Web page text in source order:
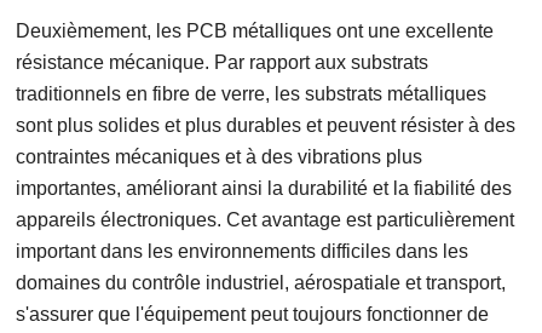
Deuxièmement, les PCB métalliques ont une excellente
résistance mécanique. Par rapport aux substrats
traditionnels en fibre de verre, les substrats métalliques
sont plus solides et plus durables et peuvent résister à des
contraintes mécaniques et à des vibrations plus
importantes, améliorant ainsi la durabilité et la fiabilité des
appareils électroniques. Cet avantage est particulièrement
important dans les environnements difficiles dans les
domaines du contrôle industriel, aérospatiale et transport,
s'assurer que l'équipement peut toujours fonctionner de